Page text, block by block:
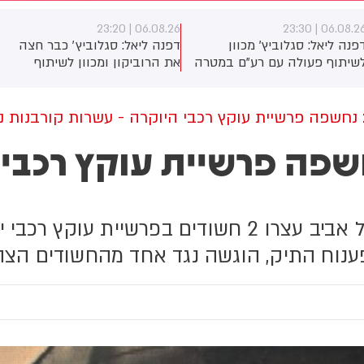
06.08.26 |
ליאל: סגלוביץ׳ כבר חצה
הרוביקון ומכוון לשיתוף
שיתוף פעולה יהודי ערבי בתחום
האזרחי. השאלה היחידה האם
המפלגה ויגיע לקו הסיום.
הועידה של רע״ם צפויה להתקיים
06.08.26 | 23:17
דפנה ליאל: לפיד על הודעת
הפרישה של יואב סגלוביץ: "אני
בהצלחה בהמשך דרכו"
פרשיית עוקץ רכבי היוקרה - עשרות קורבנות
פרשיית עוקץ
התיק, הוגשה נגד אחד מהחשודים